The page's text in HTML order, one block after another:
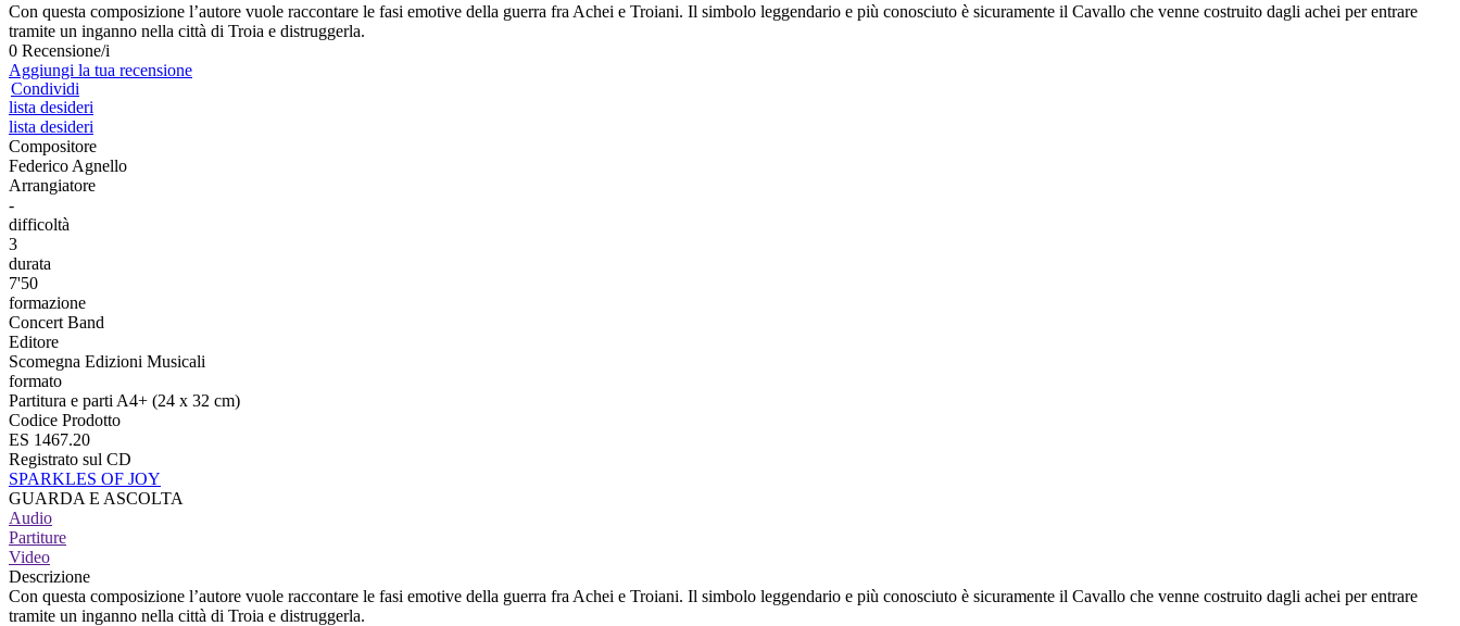
Con questa composizione l’autore vuole raccontare le fasi emotive della guerra fra Achei e Troiani. Il simbolo leggendario e più conosciuto è sicuramente il Cavallo che venne costruito dagli achei per entrare
tramite un inganno nella città di Troia e distruggerla.
0 Recensione/i
Aggiungi la tua recensione
Condividi
lista desideri
lista desideri
Compositore
Federico Agnello
Arrangiatore
-
difficoltà
3
durata
7'50
formazione
Concert Band
Editore
Scomegna Edizioni Musicali
formato
Partitura e parti A4+ (24 x 32 cm)
Codice Prodotto
ES 1467.20
Registrato sul CD
SPARKLES OF JOY
GUARDA E ASCOLTA
Audio
Partiture
Video
Descrizione
Con questa composizione l’autore vuole raccontare le fasi emotive della guerra fra Achei e Troiani. Il simbolo leggendario e più conosciuto è sicuramente il Cavallo che venne costruito dagli achei per entrare
tramite un inganno nella città di Troia e distruggerla.